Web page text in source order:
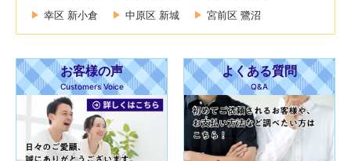
幸区 新小倉
中原区 新城 宮前区 鷺沼
お客様の声
Customers Voice
よくある質問
Q&A